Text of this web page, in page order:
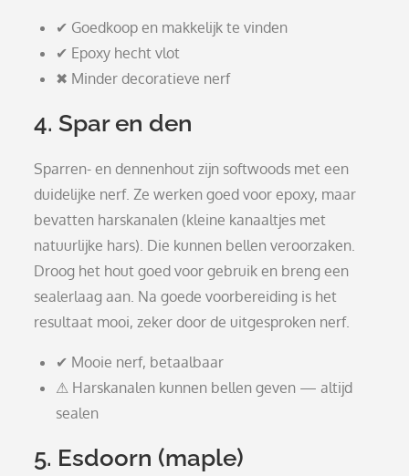
✔ Goedkoop en makkelijk te vinden
✔ Epoxy hecht vlot
✖ Minder decoratieve nerf
4. Spar en den
Sparren- en dennenhout zijn softwoods met een
duidelijke nerf. Ze werken goed voor epoxy, maar
bevatten harskanalen (kleine kanaaltjes met
natuurlijke hars). Die kunnen bellen veroorzaken.
Droog het hout goed voor gebruik en breng een
sealerlaag aan. Na goede voorbereiding is het
resultaat mooi, zeker door de uitgesproken nerf.
✔ Mooie nerf, betaalbaar
⚠ Harskanalen kunnen bellen geven — altijd
sealen
5. Esdoorn (maple)